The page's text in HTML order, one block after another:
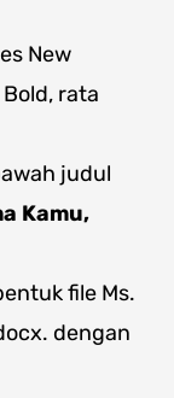
New
rata
judul
Kamu,
file Ms.
dengan